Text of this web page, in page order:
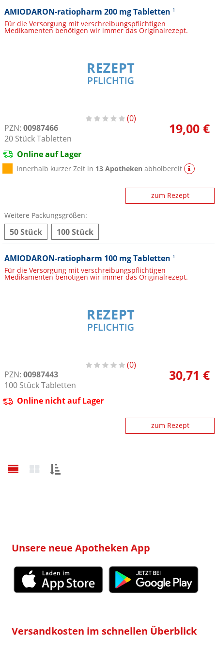
AMIODARON-ratiopharm 200 mg Tabletten 1
Für die Versorgung mit verschreibungspflichtigen
Medikamenten benötigen wir immer das Originalrezept.
0
PZN: 00987466
20 Stück Tabletten
19,00 €
Online auf Lager
Innerhalb kurzer Zeit in 13 Apotheken abholbereit
zum Rezept
Weitere Packungsgrößen:
50 Stück 100 Stück
AMIODARON-ratiopharm 100 mg Tabletten 1
Für die Versorgung mit verschreibungspflichtigen
Medikamenten benötigen wir immer das Originalrezept.
0
PZN: 00987443
100 Stück Tabletten
30,71 €
Online nicht auf Lager
zum Rezept
Unsere neue Apotheken App
Versandkosten im schnellen Überblick